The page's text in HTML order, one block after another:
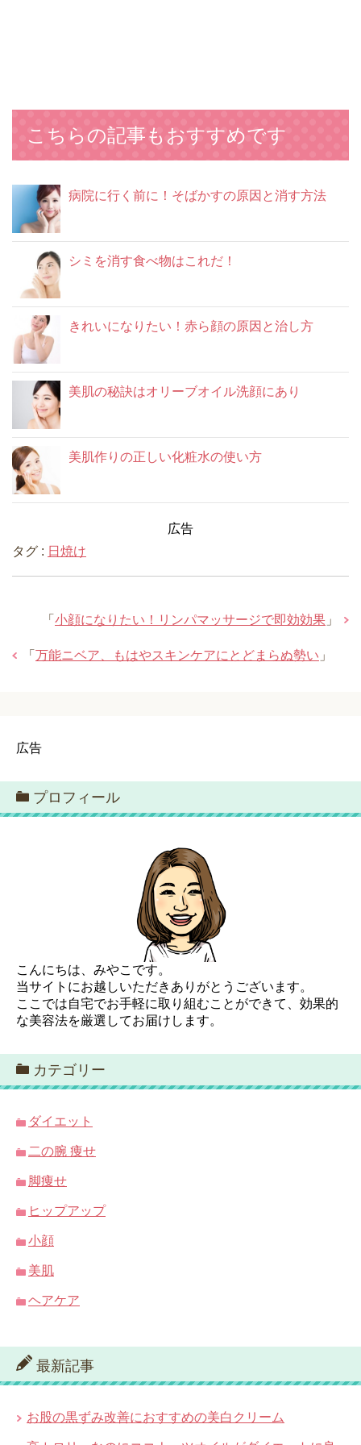
こちらの記事もおすすめです
病院に行く前に！そばかすの原因と消す方法
シミを消す食べ物はこれだ！
きれいになりたい！赤ら顔の原因と治し方
美肌の秘訣はオリーブオイル洗顔にあり
美肌作りの正しい化粧水の使い方
広告
タグ : 日焼け
「 小顔になりたい！リンパマッサージで即効効果 」
「 万能ニベア、もはやスキンケアにとどまらぬ勢い 」
広告
プロフィール
こんにちは、みやこです。
当サイトにお越しいただきありがとうございます。
ここでは自宅でお手軽に取り組むことができて、効果的
な美容法を厳選してお届けします。
カテゴリー
ダイエット
二の腕 痩せ
脚痩せ
ヒップアップ
小顔
美肌
ヘアケア
最新記事
お股の黒ずみ改善におすすめの美白クリーム